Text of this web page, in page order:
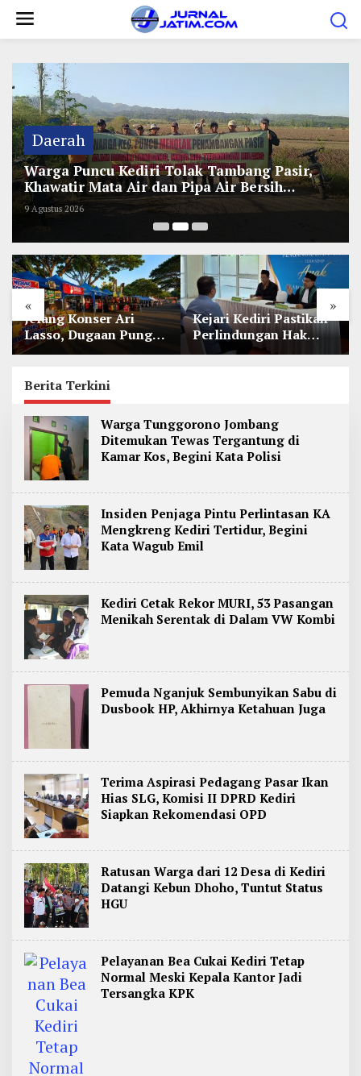
Daerah
Warga Puncu Kediri Tolak Tambang Pasir,
Khawatir Mata Air dan Pipa Air Bersih
Terancam
9 Agustus 2026
« »
Jelang Konser Ari
Lasso, Dugaan Pungli
Lapak UMKM di Hari
Kejari Kediri Pastikan
Perlindungan Hak
Anak Lewat Penetapan
Berita Terkini
B
e
r
i
t
n
l
i
n
e
w
a
T
m
u
r
Warga Tunggorono Jombang
Ditemukan Tewas Tergantung di
Kamar Kos, Begini Kata Polisi
Insiden Penjaga Pintu Perlintasan KA
Mengkreng Kediri Tertidur, Begini
Kata Wagub Emil
Kediri Cetak Rekor MURI, 53 Pasangan
Menikah Serentak di Dalam VW Kombi
Pemuda Nganjuk Sembunyikan Sabu di
Dusbook HP, Akhirnya Ketahuan Juga
Terima Aspirasi Pedagang Pasar Ikan
Hias SLG, Komisi II DPRD Kediri
Siapkan Rekomendasi OPD
Ratusan Warga dari 12 Desa di Kediri
Datangi Kebun Dhoho, Tuntut Status
HGU
Pelayanan Bea Cukai Kediri Tetap
Normal Meski Kepala Kantor Jadi
Tersangka KPK